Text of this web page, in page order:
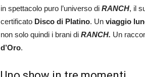
in spettacolo puro l’universo di RANCH, il
certificato Disco di Platino. Un viaggio
non solo quindi i brani di RANCH. Un
d’Oro.